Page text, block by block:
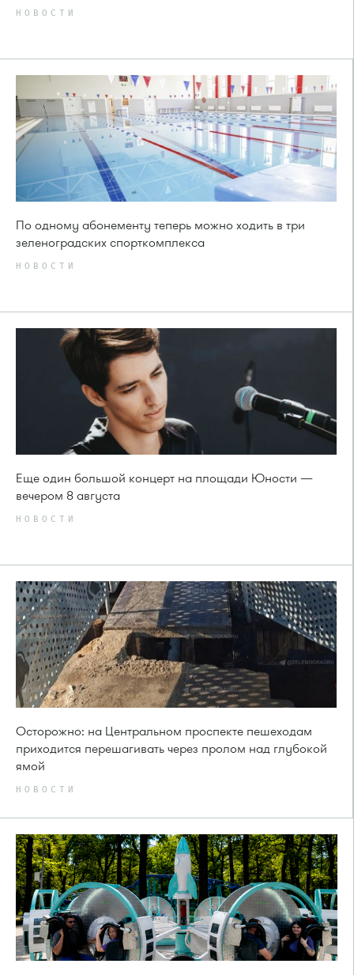
НОВОСТИ
По одному абонементу теперь можно ходить в три
зеленоградских спорткомплекса
НОВОСТИ
Еще один большой концерт на площади Юности —
вечером 8 августа
НОВОСТИ
Осторожно: на Центральном проспекте пешеходам
приходится перешагивать через пролом над глубокой
ямой
НОВОСТИ